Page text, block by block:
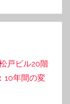
戸ビル20階
10年間の変